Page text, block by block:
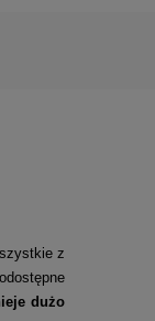
z
dużo